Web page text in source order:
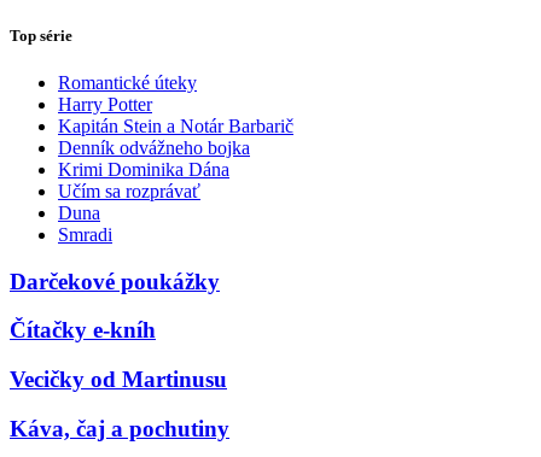
Top série
Romantické úteky
Harry Potter
Kapitán Stein a Notár Barbarič
Denník odvážneho bojka
Krimi Dominika Dána
Učím sa rozprávať
Duna
Smradi
Darčekové poukážky
Čítačky e-kníh
Vecičky od Martinusu
Káva, čaj a pochutiny